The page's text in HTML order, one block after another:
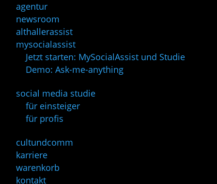
agentur
newsroom
althallerassist
mysocialassist
Jetzt starten: MySocialAssist und Studie
Demo: Ask-me-anything
social media studie
für einsteiger
für profis
cultundcomm
karriere
warenkorb
kontakt